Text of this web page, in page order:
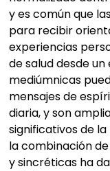
y es común que
para recibir
experiencias
de salud desde
mediúmnicas
mensajes de
diaria, y son
significativos de
la combinación
y sincréticas ha